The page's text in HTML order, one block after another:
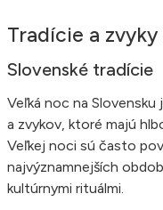
Tradície a
Slovenské tradície
Veľká noc na
a zvykov, ktoré majú
Veľkej noci sú často
najvýznamnejších
kultúrnymi rituálmi.